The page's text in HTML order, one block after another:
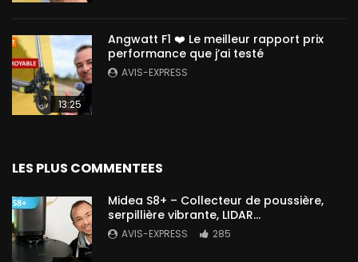
13:25
Angwatt F1 ❤️ Le meilleur rapport prix
performance que j’ai testé
AVIS-EXPRESS
LES PLUS COMMENTEES
Midea S8+ – Collecteur de poussière,
serpillière vibrante, LIDAR…
AVIS-EXPRESS 285